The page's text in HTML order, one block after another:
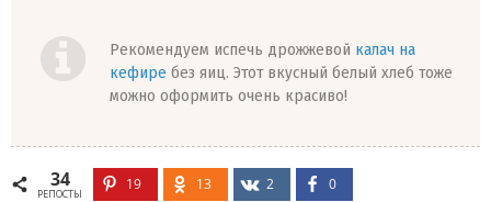
Рекомендуем испечь дрожжевой калач на
кефире без яиц. Этот вкусный белый хлеб тоже
можно оформить очень красиво!
34
РЕПОСТЫ
19 13 2 0